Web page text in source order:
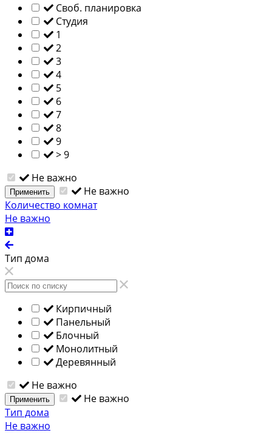
Своб. планировка
Студия
1
2
3
4
5
6
7
8
9
> 9
Не важно
Применить
Не важно
Количество комнат
Не важно
Тип дома
Кирпичный
Панельный
Блочный
Монолитный
Деревянный
Не важно
Применить
Не важно
Тип дома
Не важно